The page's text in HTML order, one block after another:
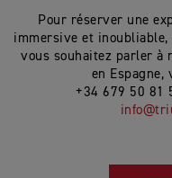
Pour réserver une
immersive et
vous souhaitez parler à
en Espagne,
+34 679 50 81